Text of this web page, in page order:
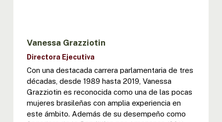
Vanessa Grazziotin
Directora Ejecutiva
Con una destacada carrera parlamentaria de tres
décadas, desde 1989 hasta 2019, Vanessa
Grazziotin es reconocida como una de las pocas
mujeres brasileñas con amplia experiencia en
este ámbito. Además de su desempeño como